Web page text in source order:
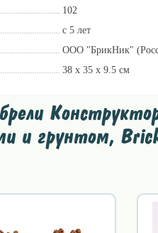
102
с 5 лет
ООО "БрикНик"
38 х 35 х 9.5 см
и грунтом,